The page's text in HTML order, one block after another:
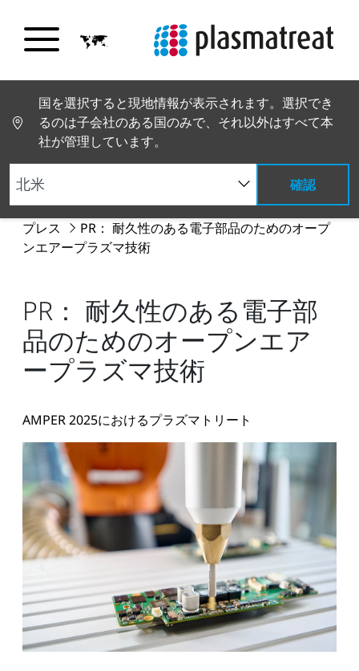
国を選択すると現地情報が表示されます。選択でき
るのは子会社のある国のみで、それ以外はすべて本
社が管理しています。
確認
PT トップページ
グローバルニュース
ニュースと
プレス
PR： 耐久性のある電子部品のためのオープ
ンエアープラズマ技術
PR： 耐久性のある電子部
品のためのオープンエア
ープラズマ技術
AMPER 2025におけるプラズマトリート